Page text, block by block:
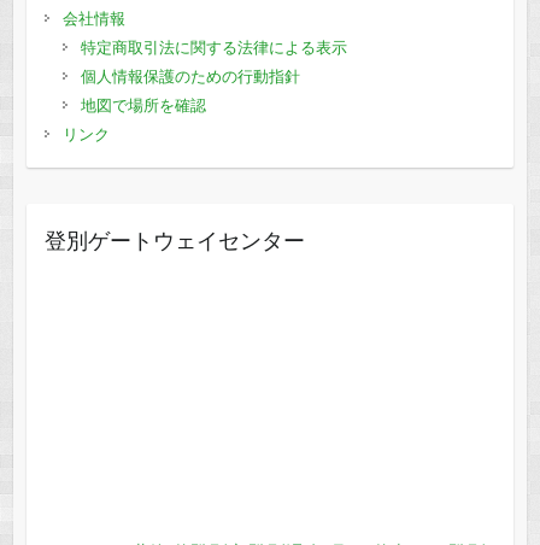
会社情報
特定商取引法に関する法律による表示
個人情報保護のための行動指針
地図で場所を確認
リンク
登別ゲートウェイセンター